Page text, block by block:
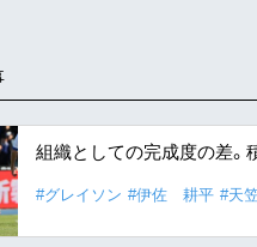
組織としての完成度の差
#グレイソン #伊佐 耕平 #天